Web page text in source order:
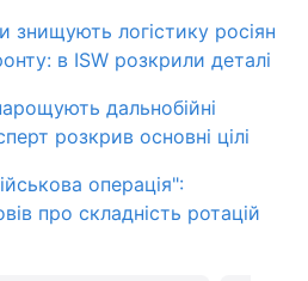
знищують логістику росіян
в ISW розкрили деталі
дальнобійні
розкрив основні цілі
операція":
про складність ротацій